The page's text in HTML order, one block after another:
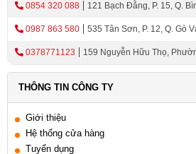
0854 320 088 121 Bạch Đằng, P. 15, Q.
0987 863 580 535 Tân Sơn, P. 12, Q. Gò
0378771123
159 Nguyễn Hữu Thọ,
THÔNG TIN CÔNG TY
Giới thiệu
Hệ thống cửa hàng
Tuyển dụng